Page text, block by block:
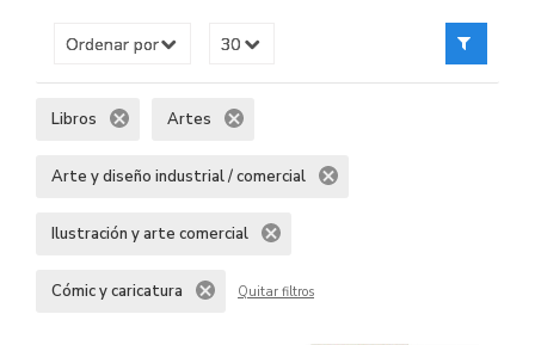
Libros Artes
Arte y diseño industrial / comercial
Ilustración y arte comercial
Cómic y caricatura Quitar filtros